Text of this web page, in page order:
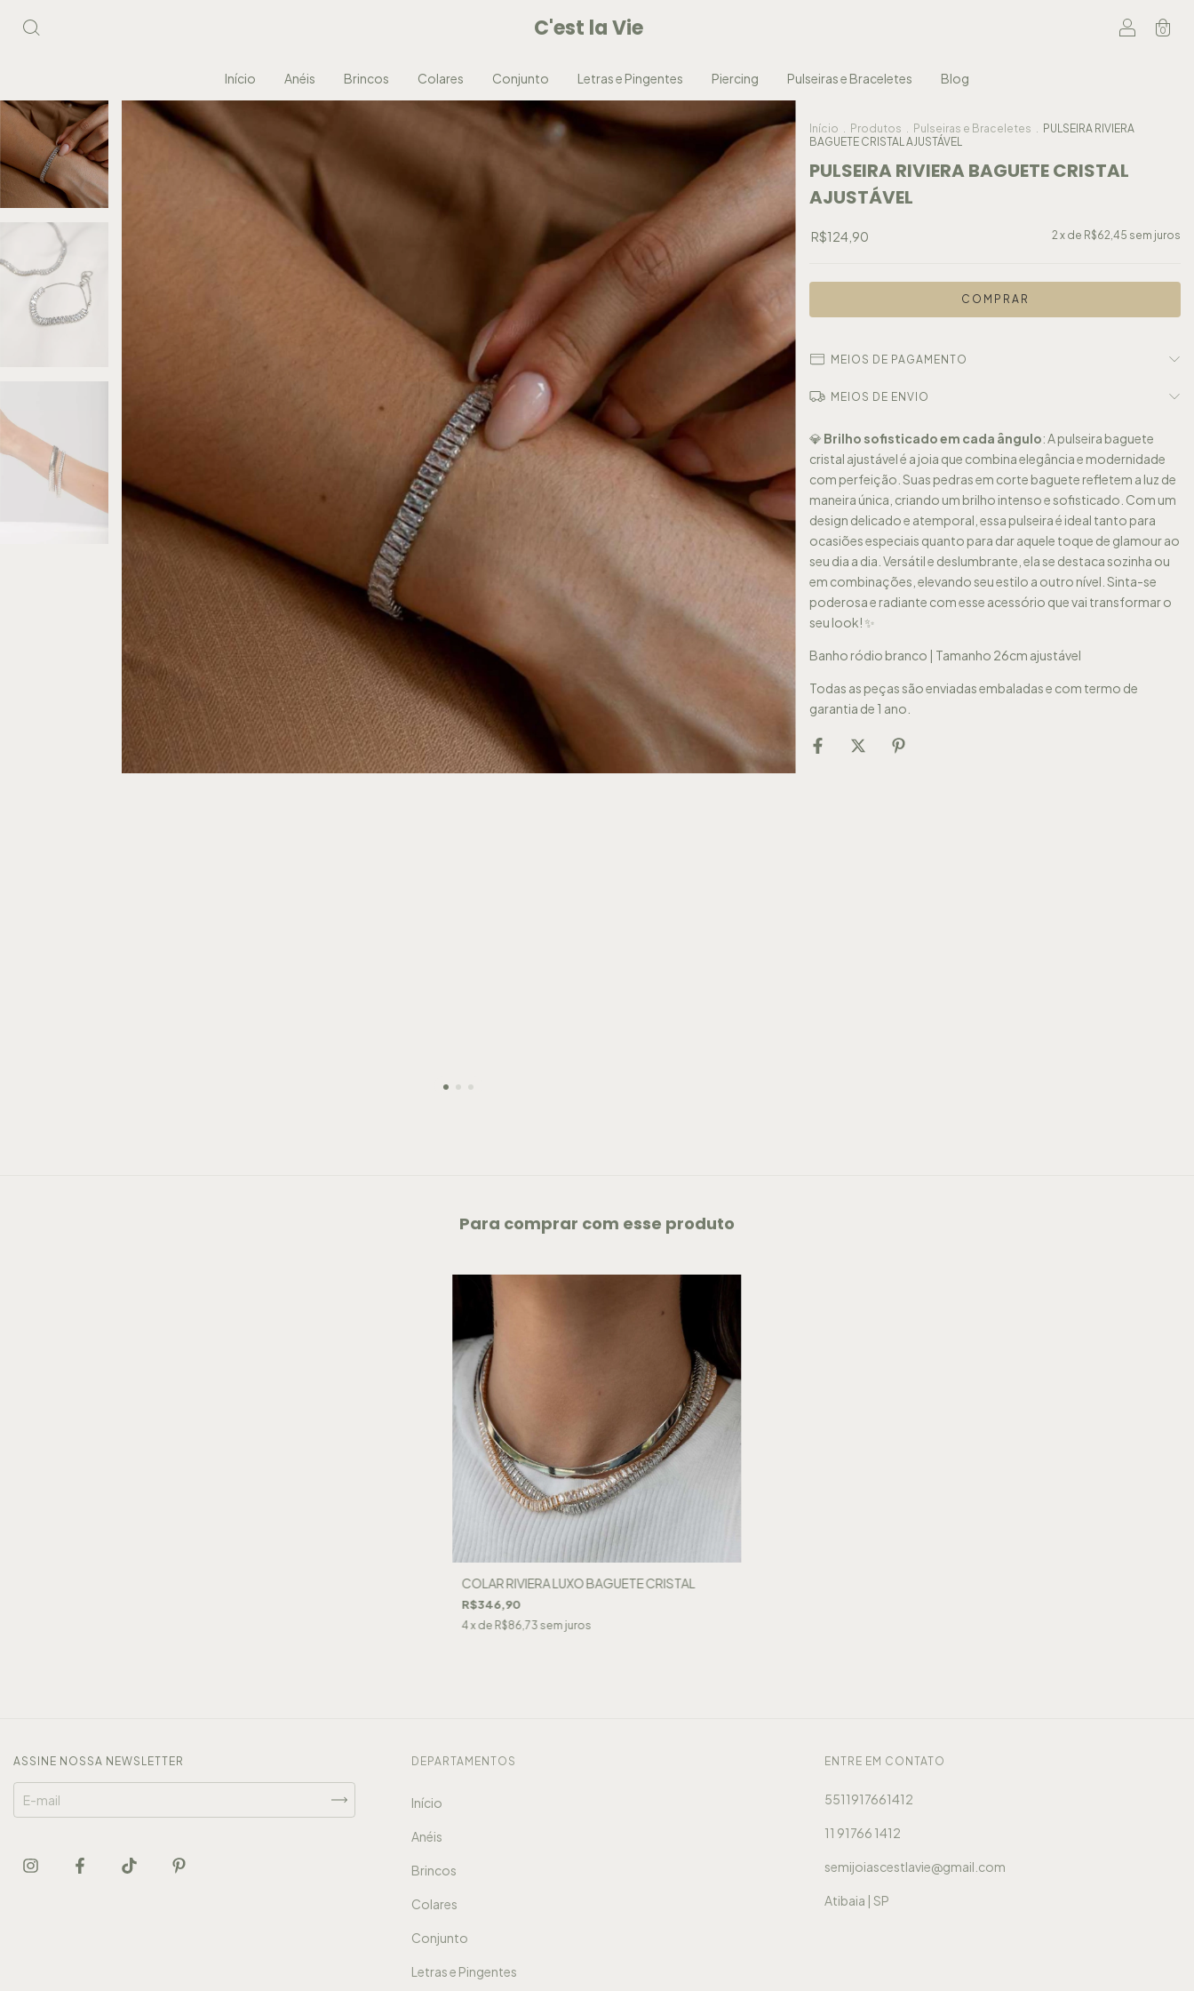
C'est la Vie 0
Início Anéis Brincos Colares Conjunto Letras e Pingentes Piercing Pulseiras e Braceletes Blog
Início . Produtos . Pulseiras e Braceletes . PULSEIRA RIVIERA
BAGUETE CRISTAL AJUSTÁVEL
PULSEIRA RIVIERA BAGUETE CRISTAL
AJUSTÁVEL
R$124,90 2x de R$62,45 sem juros
MEIOS DE PAGAMENTO
MEIOS DE ENVIO
💎 Brilho sofisticado em cada ângulo: A pulseira baguete
cristal ajustável é a joia que combina elegância e modernidade
com perfeição. Suas pedras em corte baguete refletem a luz de
maneira única, criando um brilho intenso e sofisticado. Com um
design delicado e atemporal, essa pulseira é ideal tanto para
ocasiões especiais quanto para dar aquele toque de glamour ao
seu dia a dia. Versátil e deslumbrante, ela se destaca sozinha ou
em combinações, elevando seu estilo a outro nível. Sinta-se
poderosa e radiante com esse acessório que vai transformar o
seu look! ✨
Banho ródio branco | Tamanho 26cm ajustável
Todas as peças são enviadas embaladas e com termo de
garantia de 1 ano.
Para comprar com esse produto
COLAR RIVIERA LUXO BAGUETE CRISTAL
R$346,90
4x de R$86,73 sem juros
ASSINE NOSSA NEWSLETTER DEPARTAMENTOS
Início
Anéis
Brincos
Colares
Conjunto
Letras e Pingentes
ENTRE EM CONTATO
5511917661412
11 91766 1412
semijoiascestlavie@gmail.com
Atibaia | SP